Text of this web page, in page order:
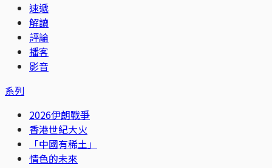
速遞
解讀
評論
播客
影音
系列
2026伊朗戰爭
香港世紀大火
「中國有稀土」
情色的未來